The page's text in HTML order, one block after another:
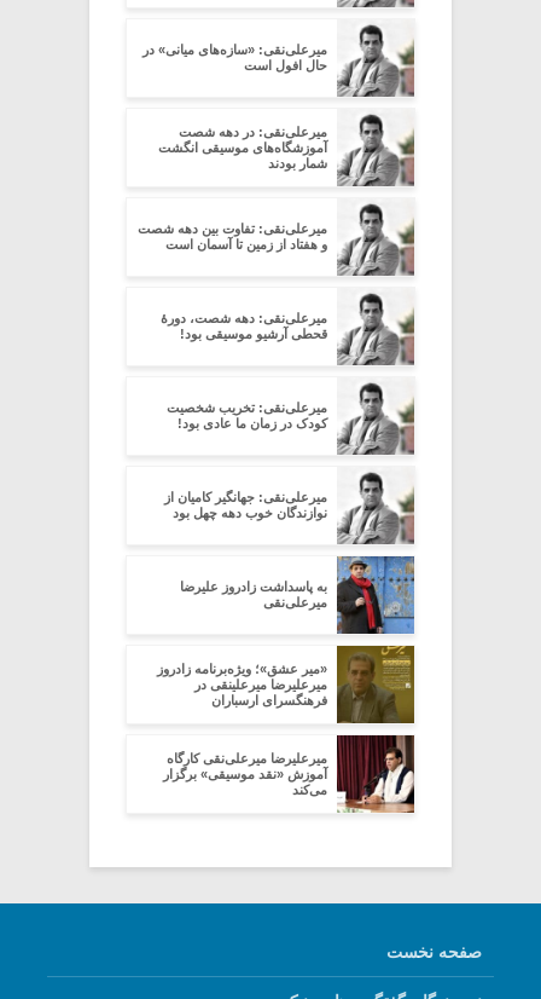
میرعلی‌نقی: «سازه‌های میانی» در
حال افول است
میرعلی‌نقی: در دهه شصت
آموزشگاه‌های موسیقی انگشت
شمار بودند
میرعلی‌نقی: تفاوت بین دهه شصت
و هفتاد از زمین تا آسمان است
میرعلی‌نقی: دهه شصت، دورۀ
قحطی آرشیو موسیقی بود!
میرعلی‌نقی: تخریب شخصیت
کودک در زمان ما عادی بود!
میرعلی‌نقی: جهانگیر کامیان از
نوازندگان خوب دهه چهل بود
به پاسداشت زادروز علیرضا
میرعلی‌نقی
‌«میر عشق»؛ ویژه‌برنامه زادروز
میرعلیرضا میرعلینقی در
فرهنگسرای ارسباران
میرعلیرضا میرعلی‌نقی کارگاه
آموزش «نقد موسیقی» برگزار
می‌کند
صفحه نخست